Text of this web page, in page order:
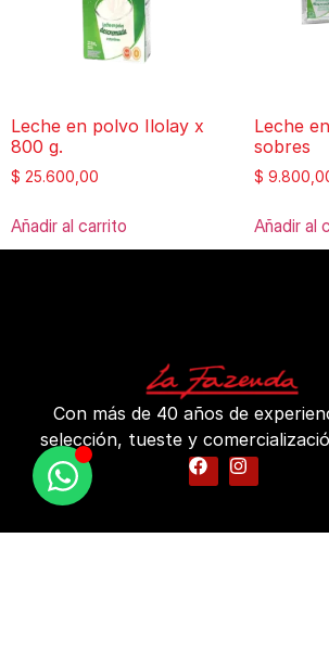
Leche en polvo Ilolay x
800 g.
$ 25.600,00
Añadir al carrito
Leche
sobres
$
Añadir al
Con más de 40 años de
selección, tueste y